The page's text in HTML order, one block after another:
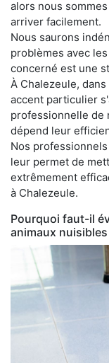
alors nous
arriver facilement.
Nous saurons
problèmes avec
concerné est une
À Chalezeule,
accent particulier
professionnelle de
dépend leur
Nos
leur permet de
extrêmement
à Chalezeule.
Pourquoi faut-il
animaux nuisibles